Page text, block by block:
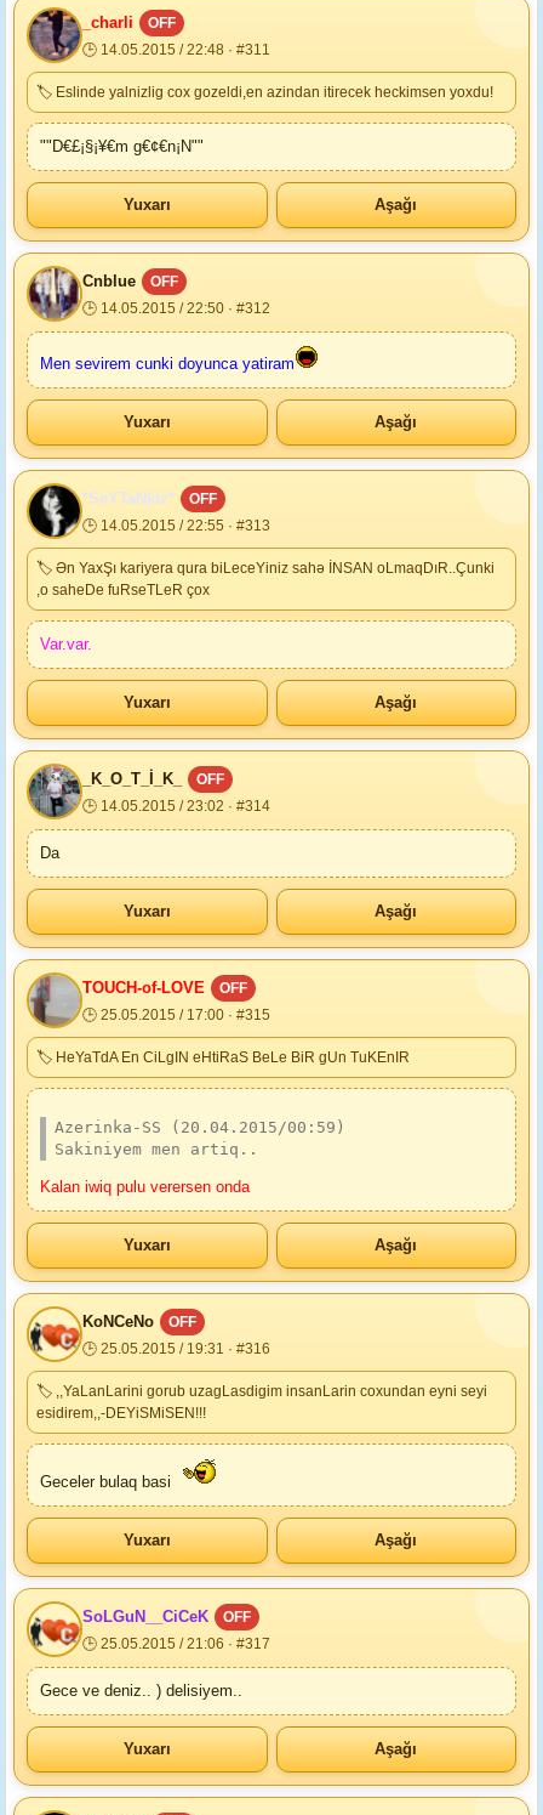
_charli
OFF
🕒 14.05.2015 / 22:48 · #311
🏷 Eslinde yalnizlig cox gozeldi,en azindan itirecek heckimsen yoxdu!
""D€£¡§¡¥€m g€¢€n¡N""
Yuxarı Aşağı
Cnblue
OFF
🕒 14.05.2015 / 22:50 · #312
Men sevirem cunki doyunca yatiram
Yuxarı Aşağı
*SeYTaNkIz*
OFF
🕒 14.05.2015 / 22:55 · #313
🏷 Ən YaxŞı kariyera qura biLeceYiniz sahə İNSAN oLmaqDıR..Çunki
,o saheDe fuRseTLeR çox
Var.var.
Yuxarı Aşağı
_K_O_T_İ_K_
OFF
🕒 14.05.2015 / 23:02 · #314
Da
Yuxarı Aşağı
TOUCH-of-LOVE
OFF
🕒 25.05.2015 / 17:00 · #315
🏷 HeYaTdA En CiLgIN eHtiRaS BeLe BiR gUn TuKEnIR
Azerinka-SS (20.04.2015/00:59)
Sakiniyem men artiq..
Kalan iwiq pulu verersen onda
Yuxarı Aşağı
KoNCeNo
OFF
🕒 25.05.2015 / 19:31 · #316
🏷 ,,YaLanLarini gorub uzagLasdigim insanLarin coxundan eyni seyi
esidirem,,-DEYiSMiSEN!!!
Geceler bulaq basi
Yuxarı Aşağı
SoLGuN__CiCeK
OFF
🕒 25.05.2015 / 21:06 · #317
Gece ve deniz.. ) delisiyem..
Yuxarı Aşağı